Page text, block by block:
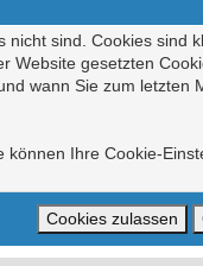
sind. Cookies sind
gesetzten
wann Sie zum letzten
Ihre Cookie-